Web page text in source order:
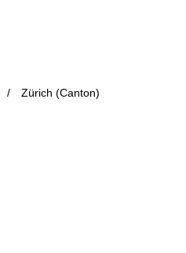
Zürich (Canton)